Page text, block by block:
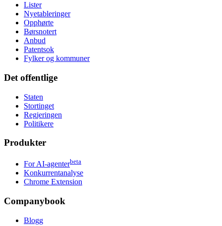
Lister
Nyetableringer
Opphørte
Børsnotert
Anbud
Patentsok
Fylker og kommuner
Det offentlige
Staten
Stortinget
Regjeringen
Politikere
Produkter
For AI-agenterbeta
Konkurrentanalyse
Chrome Extension
Companybook
Blogg